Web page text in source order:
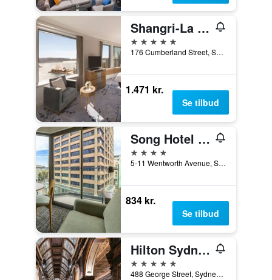
Shangri-La Sydney
5 stjerner
176 Cumberland Street, Sydney, NSW, Australien
1.471 kr.
Se tilbud
Song Hotel Sydney
4 stjerner
5-11 Wentworth Avenue, Sydney, NSW, Australien
834 kr.
Se tilbud
Hilton Sydney
5 stjerner
488 George Street, Sydney, NSW, Australien